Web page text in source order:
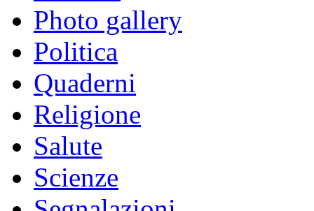
Photo gallery
Politica
Quaderni
Religione
Salute
Scienze